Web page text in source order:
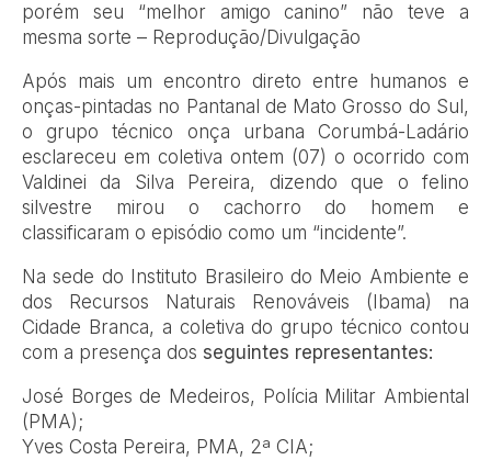
porém seu “melhor amigo canino” não teve a
mesma sorte – Reprodução/Divulgação
Após mais um encontro direto entre humanos e
onças-pintadas no Pantanal de Mato Grosso do Sul,
o grupo técnico onça urbana Corumbá-Ladário
esclareceu em coletiva ontem (07) o ocorrido com
Valdinei da Silva Pereira, dizendo que o felino
silvestre mirou o cachorro do homem e
classificaram o episódio como um “incidente”.
Na sede do Instituto Brasileiro do Meio Ambiente e
dos Recursos Naturais Renováveis (Ibama) na
Cidade Branca, a coletiva do grupo técnico contou
com a presença dos seguintes representantes:
José Borges de Medeiros, Polícia Militar Ambiental
(PMA);
Yves Costa Pereira, PMA, 2ª CIA;